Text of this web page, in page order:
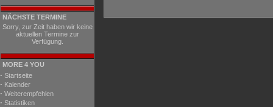
NÄCHSTE TERMINE
Sorry, zur Zeit haben wir keine
aktuellen Termine zur
Verfügung.
MORE 4 YOU
· Startseite
· Kalender
· Weiterempfehlen
· Statistiken